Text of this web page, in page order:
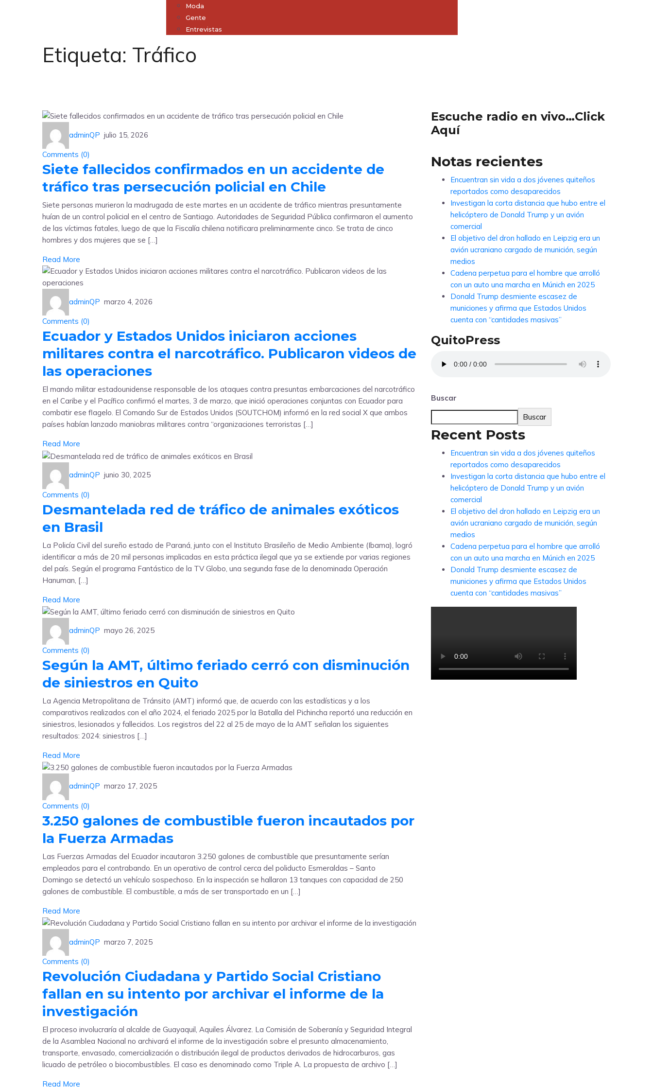
Moda
Gente
Entrevistas
Etiqueta: Tráfico
adminQP julio 15, 2026
Comments (0)
Siete fallecidos confirmados en un accidente de
tráfico tras persecución policial en Chile
Siete personas murieron la madrugada de este martes en un accidente de tráfico mientras presuntamente
huían de un control policial en el centro de Santiago. Autoridades de Seguridad Pública confirmaron el aumento
de las víctimas fatales, luego de que la Fiscalía chilena notificara preliminarmente cinco. Se trata de cinco
hombres y dos mujeres que se […]
Read More
adminQP marzo 4, 2026
Comments (0)
Ecuador y Estados Unidos iniciaron acciones
militares contra el narcotráfico. Publicaron videos de
las operaciones
El mando militar estadounidense responsable de los ataques contra presuntas embarcaciones del narcotráfico
en el Caribe y el Pacífico confirmó el martes, 3 de marzo, que inició operaciones conjuntas con Ecuador para
combatir ese flagelo. El Comando Sur de Estados Unidos (SOUTCHOM) informó en la red social X que ambos
países habían lanzado maniobras militares contra “organizaciones terroristas […]
Read More
adminQP junio 30, 2025
Comments (0)
Desmantelada red de tráfico de animales exóticos
en Brasil
La Policía Civil del sureño estado de Paraná, junto con el Instituto Brasileño de Medio Ambiente (Ibama), logró
identificar a más de 20 mil personas implicadas en esta práctica ilegal que ya se extiende por varias regiones
del país. Según el programa Fantástico de la TV Globo, una segunda fase de la denominada Operación
Hanuman, […]
Read More
adminQP mayo 26, 2025
Comments (0)
Según la AMT, último feriado cerró con disminución
de siniestros en Quito
La Agencia Metropolitana de Tránsito (AMT) informó que, de acuerdo con las estadísticas y a los
comparativos realizados con el año 2024, el feriado 2025 por la Batalla del Pichincha reportó una reducción en
siniestros, lesionados y fallecidos. Los registros del 22 al 25 de mayo de la AMT señalan los siguientes
resultados: 2024: siniestros […]
Read More
adminQP marzo 17, 2025
Comments (0)
3.250 galones de combustible fueron incautados por
la Fuerza Armadas
Las Fuerzas Armadas del Ecuador incautaron 3.250 galones de combustible que presuntamente serían
empleados para el contrabando. En un operativo de control cerca del poliducto Esmeraldas – Santo
Domingo se detectó un vehículo sospechoso. En la inspección se hallaron 13 tanques con capacidad de 250
galones de combustible. El combustible, a más de ser transportado en un […]
Read More
adminQP marzo 7, 2025
Comments (0)
Revolución Ciudadana y Partido Social Cristiano
fallan en su intento por archivar el informe de la
investigación
El proceso involucraría al alcalde de Guayaquil, Aquiles Álvarez. La Comisión de Soberanía y Seguridad Integral
de la Asamblea Nacional no archivará el informe de la investigación sobre el presunto almacenamiento,
transporte, envasado, comercialización o distribución ilegal de productos derivados de hidrocarburos, gas
licuado de petróleo o biocombustibles. El caso es denominado como Triple A. La propuesta de archivo […]
Read More
Escuche radio en vivo…Click
Aquí
Notas recientes
Encuentran sin vida a dos jóvenes quiteños
reportados como desaparecidos
Investigan la corta distancia que hubo entre el
helicóptero de Donald Trump y un avión
comercial
El objetivo del dron hallado en Leipzig era un
avión ucraniano cargado de munición, según
medios
Cadena perpetua para el hombre que arrolló
con un auto una marcha en Múnich en 2025
Donald Trump desmiente escasez de
municiones y afirma que Estados Unidos
cuenta con “cantidades masivas”
QuitoPress
Buscar
Buscar
Recent Posts
Encuentran sin vida a dos jóvenes quiteños
reportados como desaparecidos
Investigan la corta distancia que hubo entre el
helicóptero de Donald Trump y un avión
comercial
El objetivo del dron hallado en Leipzig era un
avión ucraniano cargado de munición, según
medios
Cadena perpetua para el hombre que arrolló
con un auto una marcha en Múnich en 2025
Donald Trump desmiente escasez de
municiones y afirma que Estados Unidos
cuenta con “cantidades masivas”